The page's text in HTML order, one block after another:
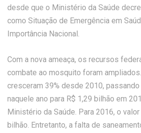
desde que o Ministério da Saúde
como Situação de Emergência em
Importância Nacional.
Com a nova ameaça, os recursos
combate ao mosquito foram
cresceram 39% desde 2010,
naquele ano para R$ 1,29 bilhão em
Ministério da Saúde. Para 2016, o
bilhão. Entretanto, a falta de